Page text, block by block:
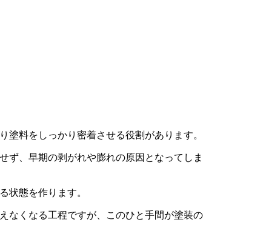
料をしっかり密着させる役割があります。
ず、早期の剥がれや膨れの原因となってしま
状態を作ります。
なくなる工程ですが、このひと手間が塗装の